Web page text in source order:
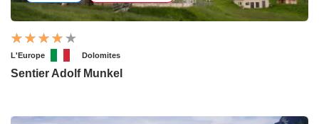
L'Europe Dolomites
Sentier Adolf Munkel